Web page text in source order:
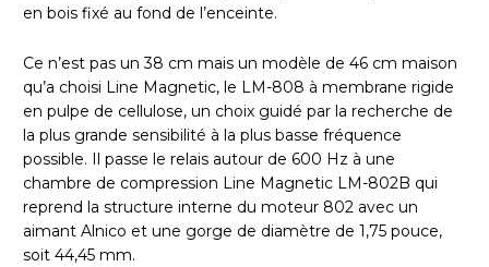
en bois fixé au fond de l’enceinte.
Ce n’est pas un 38 cm mais un modèle de 46 cm maison
qu’a choisi Line Magnetic, le LM-808 à membrane rigide
en pulpe de cellulose, un choix guidé par la recherche de
la plus grande sensibilité à la plus basse fréquence
possible. Il passe le relais autour de 600 Hz à une
chambre de compression Line Magnetic LM-802B qui
reprend la structure interne du moteur 802 avec un
aimant Alnico et une gorge de diamètre de 1,75 pouce,
soit 44,45 mm.